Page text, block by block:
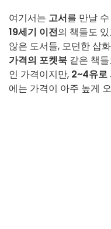
여기서는 고서를 만날
19세기 이전의 책들도
않은 도서들, 모던한 삽
가격의 포켓북 같은 책
인 가격이지만, 2~4유로
에는 가격이 아주 높게